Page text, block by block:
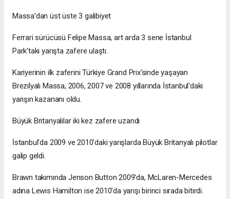
Massa'dan üst üste 3 galibiyet
Ferrari sürücüsü Felipe Massa, art arda 3 sene İstanbul
Park'taki yarışta zafere ulaştı.
Kariyerinin ilk zaferini Türkiye Grand Prix'sinde yaşayan
Brezilyalı Massa, 2006, 2007 ve 2008 yıllarında İstanbul'daki
yarışın kazananı oldu.
Büyük Britanyalılar iki kez zafere uzandı
İstanbul'da 2009 ve 2010'daki yarışlarda Büyük Britanyalı pilotlar
galip geldi.
Brawn takımında Jenson Button 2009'da, McLaren-Mercedes
adına Lewis Hamilton ise 2010'da yarışı birinci sırada bitirdi.